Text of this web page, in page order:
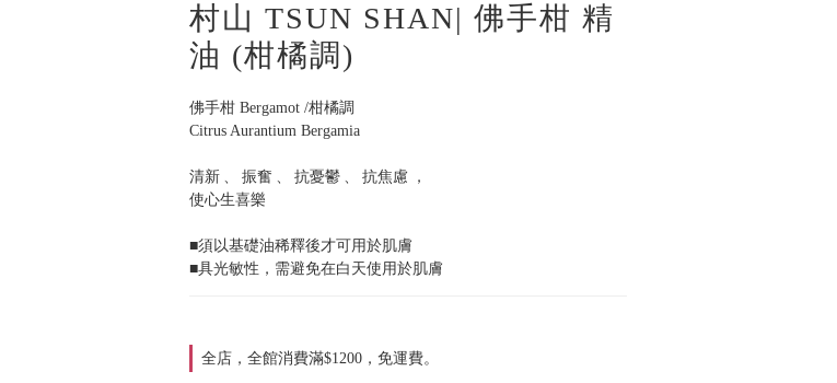
村山 TSUN SHAN| 佛手柑 精
油 (柑橘調)
佛手柑 Bergamot /柑橘調
Citrus Aurantium Bergamia
清新 、 振奮 、 抗憂鬱 、 抗焦慮 ，
使心生喜樂
■須以基礎油稀釋後才可用於肌膚
■具光敏性，需避免在白天使用於肌膚
全店，全館消費滿$1200，免運費。